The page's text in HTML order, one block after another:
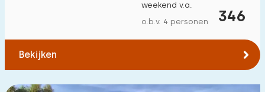
€ 0 — € 1000+
346
weekend v.a.
o.b.v. 4 personen
Bekijken